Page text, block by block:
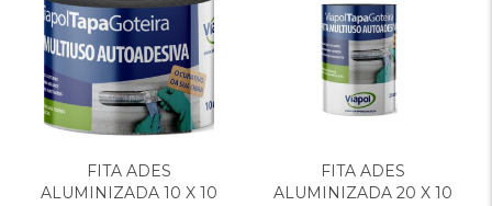
FITA ADES
ALUMINIZADA 10 X 10
Adicionar
aos
Favoritos
FITA ADES
ALUMINIZADA 20 X 10